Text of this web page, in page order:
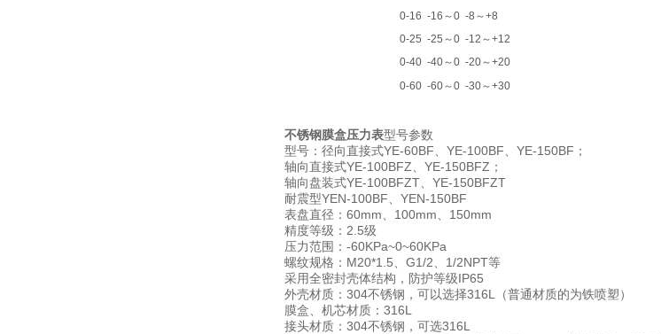
0-16 -16～0 -8～+8
0-25 -25～0 -12～+12
0-40 -40～0 -20～+20
0-60 -60～0 -30～+30
不锈钢膜盒压力表型号参数
型号：径向直接式YE-60BF、 YE-100BF、 YE-150BF ；
轴向直接式YE-100BFZ、 YE-150BFZ ；
轴向盘装式YE-100BFZT、 YE-150BFZT
耐震型YEN-100BF、 YEN-150BF
表盘直径： 60mm、 100mm、 150mm
精度等级： 2.5级
压力范围： -60KPa~0~60KPa
螺纹规格： M20*1.5、 G1/2、 1/2NPT等
采用全密封壳体结构，防护等级IP65
外壳材质： 304不锈钢，可以选择316L
（普通材质的为铁喷塑）
膜盒、机芯材质： 316L
接头材质： 304不锈钢，可选316L